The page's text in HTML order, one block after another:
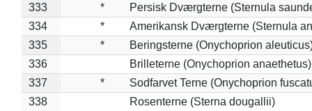
333
*
Persisk Dværgterne (Sternula
334
*
Amerikansk Dværgterne (Sternula
335
*
Beringsterne (Onychoprion
336
Brilleterne (Onychoprion anaethetus)
337
*
Sodfarvet Terne (Onychoprion
338
Rosenterne (Sterna dougallii)